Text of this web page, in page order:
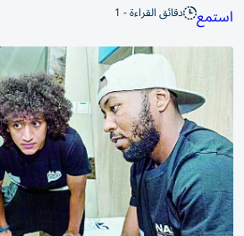
استمع دقائق القراءة - 1